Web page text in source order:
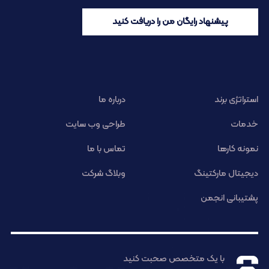
پیشنهاد رایگان من را دریافت کنید
استراتژی برند
درباره ما
خدمات
طراحی وب سایت
نمونه کارها
تماس با ما
دیجیتال مارکتینگ
وبلاگ شرکت
پشتیبانی انجمن
با یک متخصص صحبت کنید